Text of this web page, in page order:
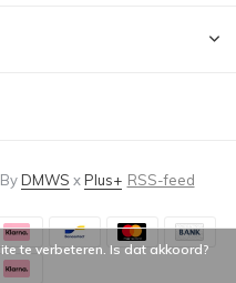
DMWS xPlus+ RSS-feed
te verbeteren. Is dat akkoord?